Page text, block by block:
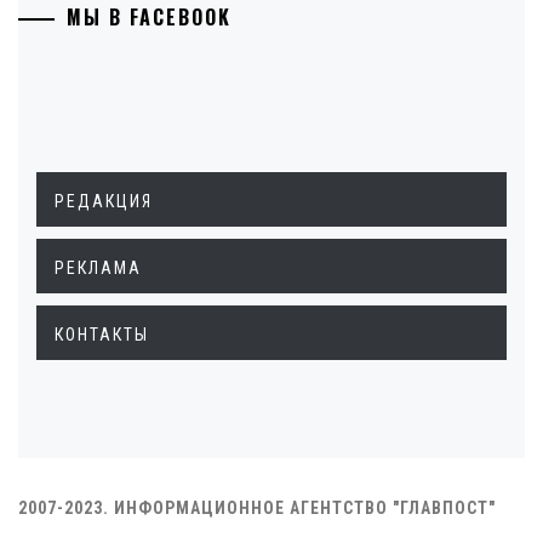
МЫ В FACEBOOK
РЕДАКЦИЯ
РЕКЛАМА
КОНТАКТЫ
2007-2023. ИНФОРМАЦИОННОЕ АГЕНТСТВО "ГЛАВПОСТ"